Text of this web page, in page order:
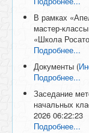
В рамках
мастер-
«Школа
Подробнее...
Документы (
Подробнее...
Заседание
начальных
2026 06:22:23
Подробнее...